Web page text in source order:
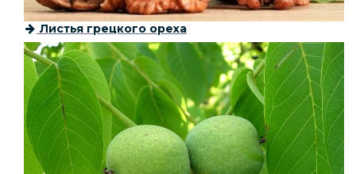
Листья грецкого ореха